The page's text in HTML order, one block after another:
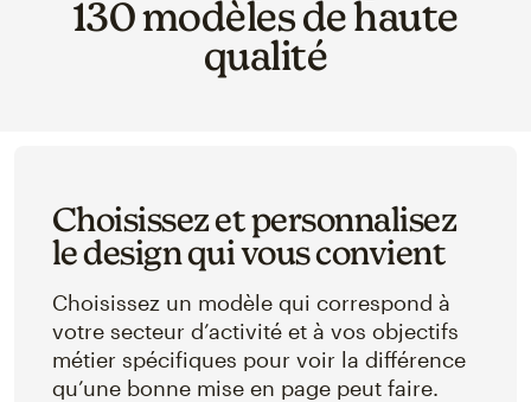
130 modèles de haute
qualité
Choisissez et personnalisez
le design qui vous convient
Choisissez un modèle qui correspond à
votre secteur d’activité et à vos objectifs
métier spécifiques pour voir la différence
qu’une bonne mise en page peut faire.